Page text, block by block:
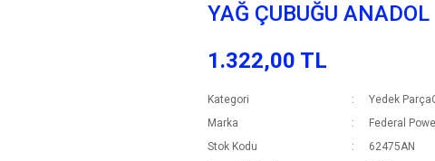
YAĞ ÇUBUĞU ANADOL
1.322,00 TL
Kategori
Yedek
Marka
Federal
Stok Kodu
62475AN